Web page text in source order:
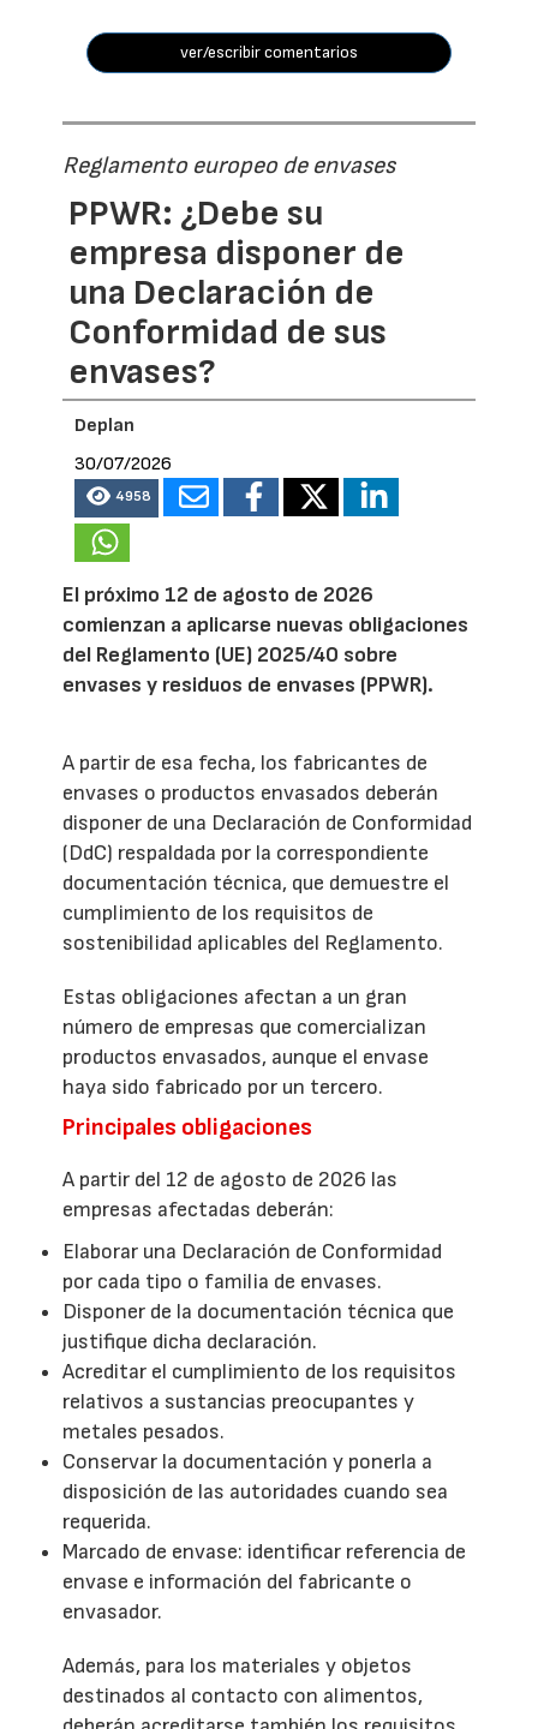
ver/escribir comentarios
Reglamento europeo de envases
PPWR: ¿Debe su
empresa disponer de
una Declaración de
Conformidad de sus
envases?
Deplan
30/07/2026
4958
El próximo 12 de agosto de 2026
comienzan a aplicarse nuevas obligaciones
del Reglamento (UE) 2025/40 sobre
envases y residuos de envases (PPWR).
A partir de esa fecha, los fabricantes de
envases o productos envasados deberán
disponer de una Declaración de Conformidad
(DdC) respaldada por la correspondiente
documentación técnica, que demuestre el
cumplimiento de los requisitos de
sostenibilidad aplicables del Reglamento.
Estas obligaciones afectan a un gran
número de empresas que comercializan
productos envasados, aunque el envase
haya sido fabricado por un tercero.
Principales obligaciones
A partir del 12 de agosto de 2026 las
empresas afectadas deberán:
Elaborar una Declaración de Conformidad
por cada tipo o familia de envases.
Disponer de la documentación técnica que
justifique dicha declaración.
Acreditar el cumplimiento de los requisitos
relativos a sustancias preocupantes y
metales pesados.
Conservar la documentación y ponerla a
disposición de las autoridades cuando sea
requerida.
Marcado de envase: identificar referencia de
envase e información del fabricante o
envasador.
Además, para los materiales y objetos
destinados al contacto con alimentos,